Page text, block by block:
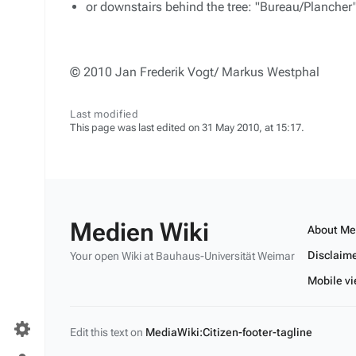
or downstairs behind the tree: "Bureau/Plancher"
© 2010 Jan Frederik Vogt/ Markus Westphal
Last modified
This page was last edited on 31 May 2010, at 15:17.
Medien Wiki
Your open Wiki at Bauhaus-Universität Weimar
About
Mobile
Edit this text on MediaWiki:Citizen-footer-tagline